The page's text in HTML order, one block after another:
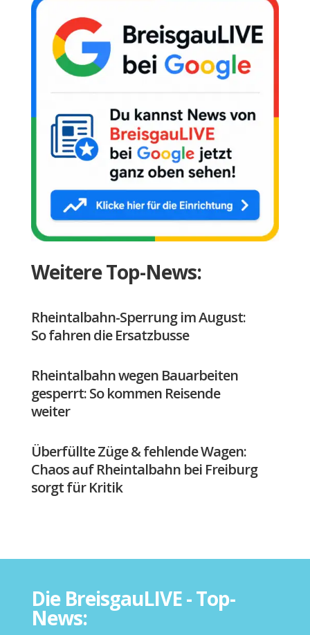
Weitere Top-News:
Rheintalbahn-Sperrung im August:
So fahren die Ersatzbusse
Rheintalbahn wegen Bauarbeiten
gesperrt: So kommen Reisende
weiter
Überfüllte Züge & fehlende Wagen:
Chaos auf Rheintalbahn bei Freiburg
sorgt für Kritik
Die BreisgauLIVE - Top-
News: